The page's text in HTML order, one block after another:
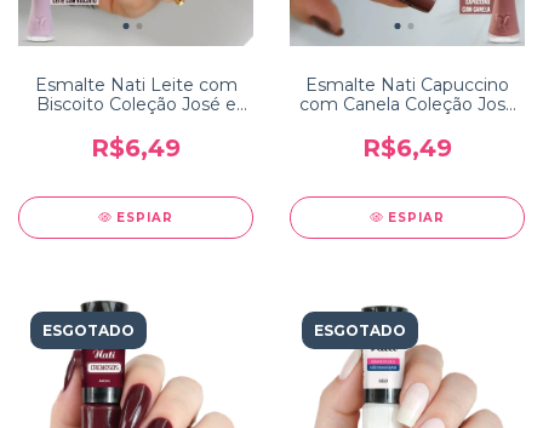
Esmalte Nati Leite com
Biscoito Coleção José e
R$6,49
ESPIAR
Esmalte Nati Capuccino
com Canela Coleção José
R$6,49
ESPIAR
ESGOTADO ESGOTADO